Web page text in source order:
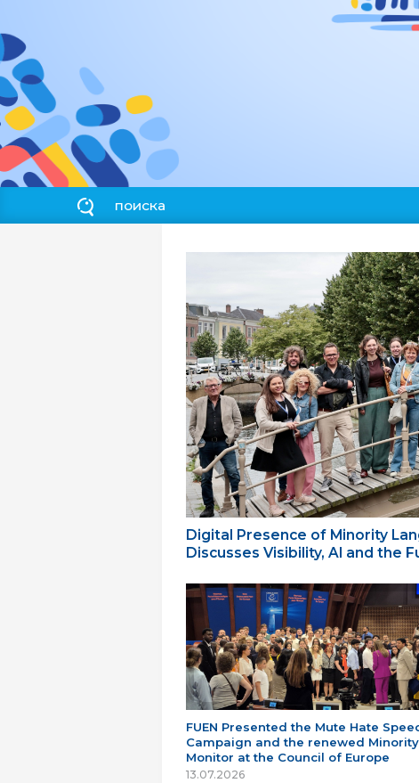
Digital Presence of Minority
Discusses Visibility, AI and the
FUEN Presented the Mute Hate
Campaign and the renewed Minority
Monitor at the Council of Europe
13.07.2026